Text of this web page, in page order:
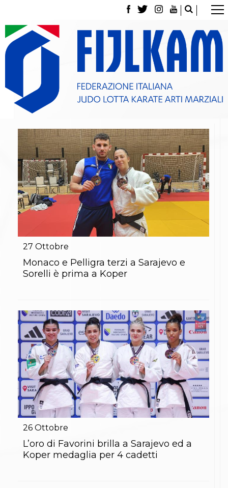
La Federazione
Tesseramento
Contatti
Norme e modulistica Affiliazioni e Tesseramenti
Classifica Società Sportive con più di 100 atleti
tesserati
Gare e Risultati
Archivio eventi
Dove siamo
Media
Partners
Trasparenza
Judo
La disciplina
News
Attività Didattica
Gare e Risultati
Albi Federali
Lotta
La disciplina
News
Albi Federali
Karate
La disciplina
News
Gare e Risultati
Attività Didattica
Albi Federali
Arti marziali
Aikido
Ju Jitsu
Sumo
BJJ
Pancrazio/Pankration
S'istrumpa
27 Ottobre
Monaco e Pelligra terzi a Sarajevo e
Sorelli è prima a Koper
26 Ottobre
L’oro di Favorini brilla a Sarajevo ed a
Koper medaglia per 4 cadetti